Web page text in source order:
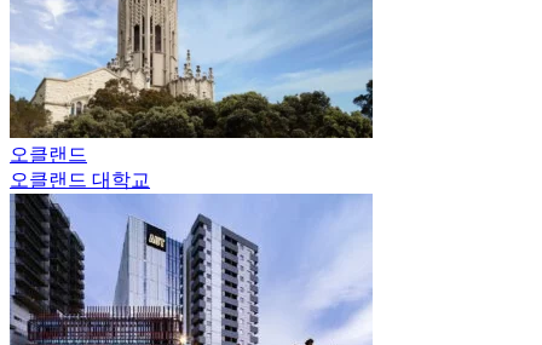
오클랜드
오클랜드 대학교